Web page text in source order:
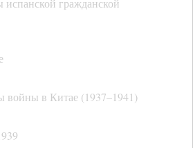
испанской гражданской
войны в Китае (1937–1941)